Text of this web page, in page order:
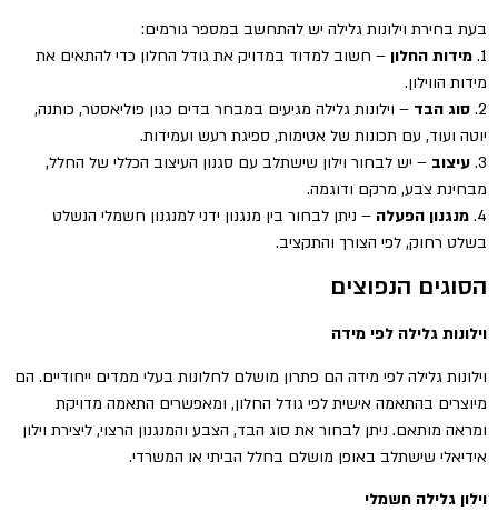
בעת בחירת וילונות גלילה יש להתחשב במספר גורמים:
1. מידות החלון – חשוב למדוד במדויק את גודל החלון כדי להתאים את
מידות הווילון.
2. סוג הבד – וילונות גלילה מגיעים במבחר בדים כגון פוליאסטר, כותנה,
יוטה ועוד, עם תכונות של אטימות, ספיגת רעש ועמידות.
3. עיצוב – יש לבחור וילון שישתלב עם סגנון העיצוב הכללי של החלל,
מבחינת צבע, מרקם ודוגמה.
4. מנגנון הפעלה – ניתן לבחור בין מנגנון ידני למנגנון חשמלי הנשלט
בשלט רחוק, לפי הצורך והתקציב.
הסוגים הנפוצים
וילונות גלילה לפי מידה
וילונות גלילה לפי מידה הם פתרון מושלם לחלונות בעלי ממדים ייחודיים. הם
מיוצרים בהתאמה אישית לפי גודל החלון, ומאפשרים התאמה מדויקת
ומראה מותאם. ניתן לבחור את סוג הבד, הצבע והמנגנון הרצוי, ליצירת וילון
אידיאלי שישתלב באופן מושלם בחלל הביתי או המשרדי.
וילון גלילה חשמלי